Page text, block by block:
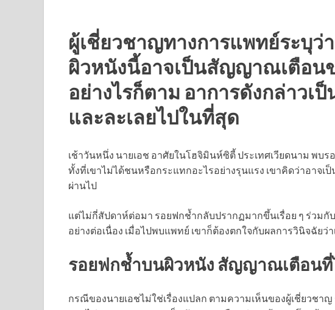
ผู้เชี่ยวชาญทางการแพทย์ระบุ
ผิวหนังนี้อาจเป็นสัญญาณเตือน
อย่างไรก็ตาม อาการดังกล่าวเ
และละเลยไปในที่สุด
เช้าวันหนึ่ง นายเอช อาศัยในโฮจิมินห์ซิตี้ ประเทศเวียดนาม พบ
ทั้งที่เขาไม่ได้ชนหรือกระแทกอะไรอย่างรุนแรง เขาคิดว่าอาจเ
ผ่านไป
แต่ไม่กี่สัปดาห์ต่อมา รอยฟกช้ำกลับปรากฏมากขึ้นเรื่อย ๆ ร่วมกั
อย่างต่อเนื่อง เมื่อไปพบแพทย์ เขาก็ต้องตกใจกับผลการวินิจฉัยว่
รอยฟกช้ำบนผิวหนัง สัญญาณเตือนที่
กรณีของนายเอชไม่ใช่เรื่องแปลก ตามความเห็นของผู้เชี่ยวชา